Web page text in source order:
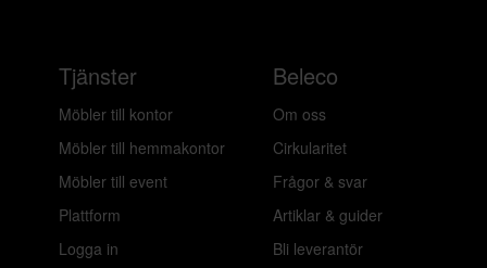
Tjänster
Möbler till kontor
Möbler till hemmakontor
Möbler till event
Plattform
Logga in
Beleco
Om oss
Cirkularitet
Frågor & svar
Artiklar & guider
Bli leverantör